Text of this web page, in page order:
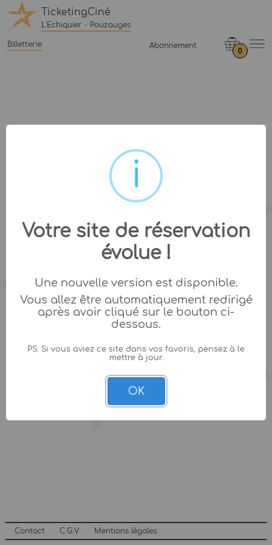
TicketingCiné
L'Echiquier - Pouzauges
Billetterie Abonnement
0
Contact C.G.V Mentions légales
Votre site de réservation
évolue !
Une nouvelle version est disponible.
Vous allez être automatiquement redirigé
après avoir cliqué sur le bouton ci-
dessous.
PS: Si vous aviez ce site dans vos favoris, pensez à le
mettre à jour.
OK